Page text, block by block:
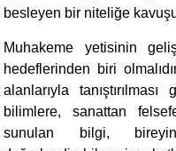
besleyen bir niteliğe
Muhakeme yetisinin
hedeflerinden biri
alanlarıyla
bilimlere, sanattan
sunulan bilgi,